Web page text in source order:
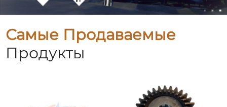
Самые Продаваемые
Продукты